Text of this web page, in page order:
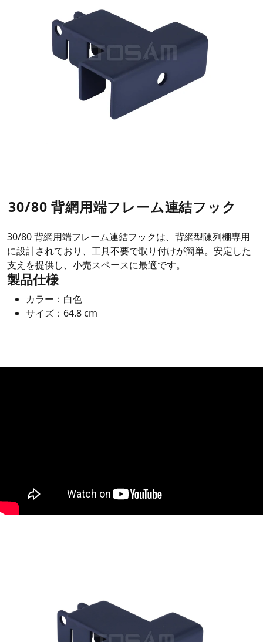
30/80 背網用端フレーム連結フック
30/80 背網用端フレーム連結フックは、背網型陳列棚専用
に設計されており、工具不要で取り付けが簡単。安定した
支えを提供し、小売スペースに最適です。
製品仕様
カラー：白色
サイズ：64.8 cm